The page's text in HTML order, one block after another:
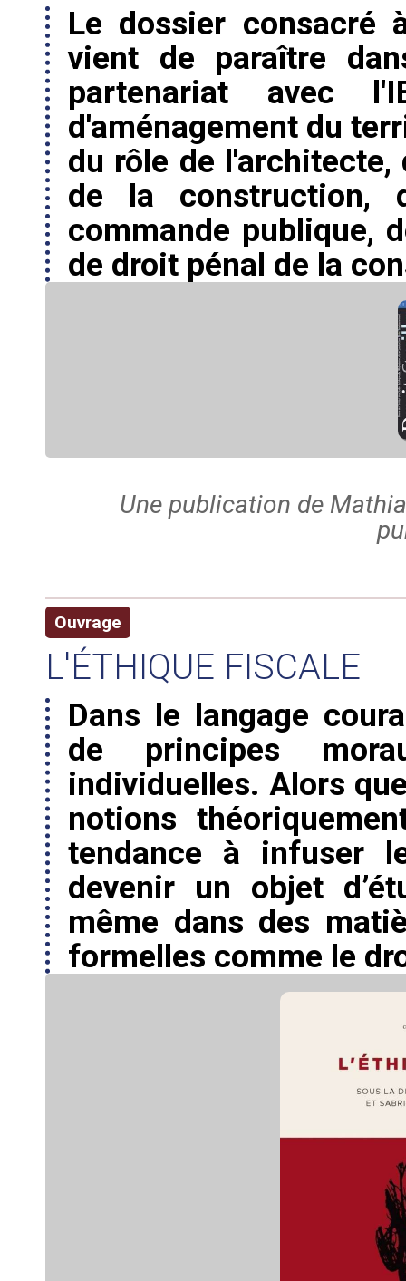
Le dossier consacré
vient de paraître
partenariat avec
d'aménagement du
du rôle de
de la construction,
commande publique,
de droit pénal de la
Une publication de
Ouvrage
L'ÉTHIQUE FISCALE
Dans le langage
de principes
individuelles. Alors
notions
tendance à infuser
devenir un objet
même dans des
formelles comme le